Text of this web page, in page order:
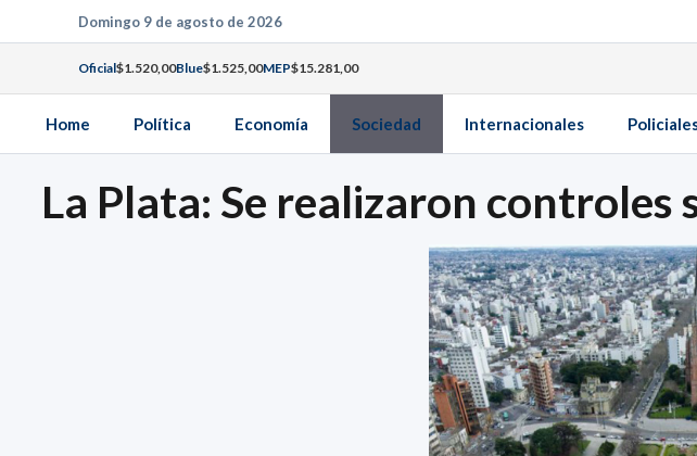
al
contenido
Domingo 9 de agosto de 2026
Oficial$1.520,00Blue$1.525,00MEP$15.281,00
Home Política Economía Sociedad Internacionales
La Plata: Se realizaron controles